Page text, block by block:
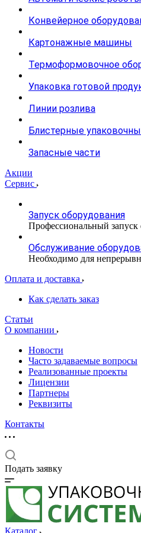
Конвейерное
Картонажные машины
Термоформовочное
Упаковка готовой
Линии розлива
Блистерные
Запасные части
Акции
Сервис
Запуск оборудования
Профессиональный
Обслуживание
Необходимо для
Оплата и доставка
Как сделать заказ
Статьи
О компании
Новости
Часто задаваемые вопросы
Реализованные проекты
Лицензии
Партнеры
Реквизиты
Контакты
Подать заявку
Каталог